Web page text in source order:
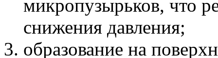
микропузырьков, что
снижения давления;
образование на